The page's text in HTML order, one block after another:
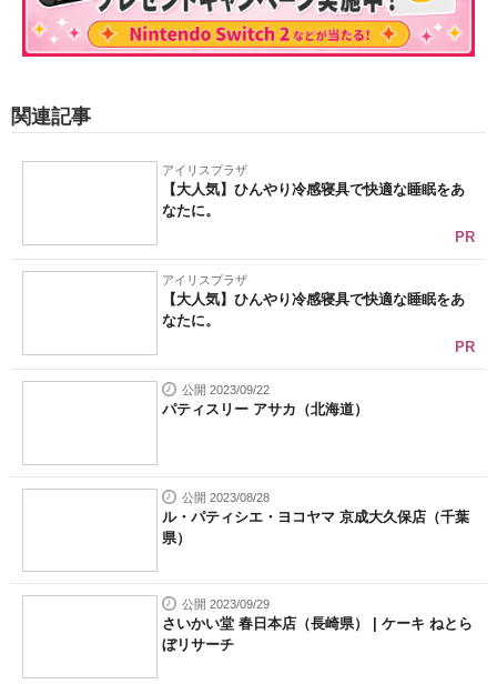
関連記事
アイリスプラザ
【大人気】ひんやり冷感寝具で快適な睡眠をあ
なたに。
PR
アイリスプラザ
【大人気】ひんやり冷感寝具で快適な睡眠をあ
なたに。
PR
公開 2023/09/22
パティスリー アサカ（北海道）
公開 2023/08/28
ル・パティシエ・ヨコヤマ 京成大久保店（千葉
県）
公開 2023/09/29
さいかい堂 春日本店（長崎県） | ケーキ ねとら
ぼリサーチ